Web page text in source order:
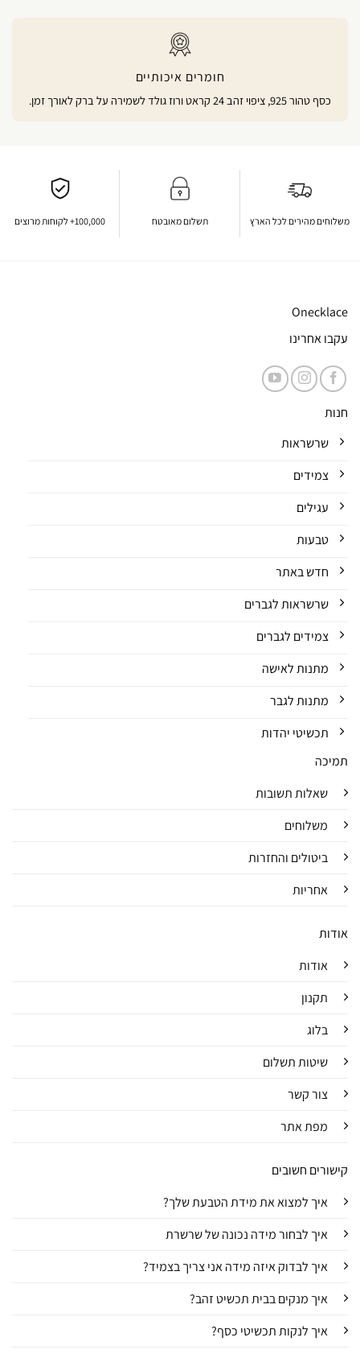
חומרים איכותיים
כסף טהור 925, ציפוי זהב 24 קראט ורוז גולד לשמירה על ברק לאורך זמן.
משלוחים מהירים לכל הארץ תשלום מאובטח 100,000+ לקוחות מרוצים
Onecklace
עקבו אחרינו
חנות
שרשראות
צמידים
עגילים
טבעות
חדש באתר
שרשראות לגברים
צמידים לגברים
מתנות לאישה
מתנות לגבר
תכשיטי יהדות
תמיכה
שאלות תשובות
משלוחים
ביטולים והחזרות
אחריות
אודות
אודות
תקנון
בלוג
שיטות תשלום
צור קשר
מפת אתר
קישורים חשובים
איך למצוא את מידת הטבעת שלך?
איך לבחור מידה נכונה של שרשרת
איך לבדוק איזה מידה אני צריך בצמיד?
איך מנקים בבית תכשיט זהב?
איך לנקות תכשיטי כסף?